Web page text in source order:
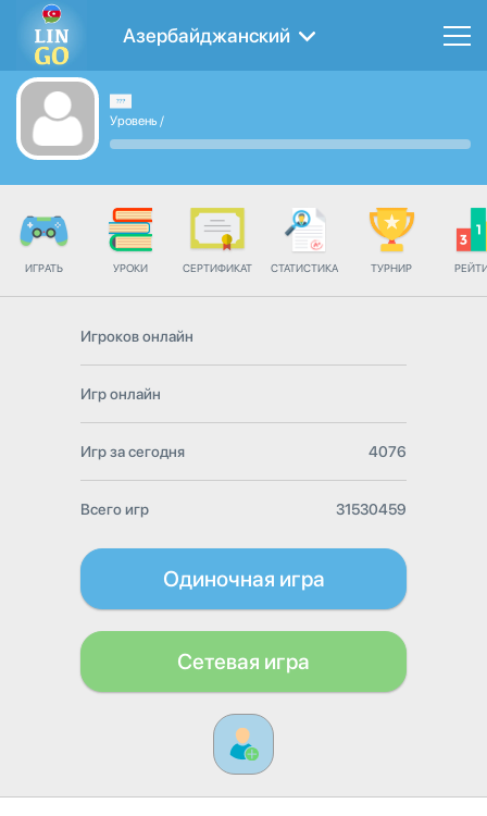
Азербайджанский
Уровень /
ИГРАТЬ УРОКИ СЕРТИФИКАТ СТАТИСТИКА ТУРНИР
Игроков онлайн
Игр онлайн
Игр за сегодня 4076
Всего игр 31530459
Одиночная игра
Сетевая игра